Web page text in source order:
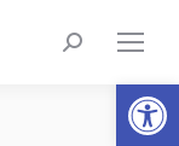
Barra de
Search: